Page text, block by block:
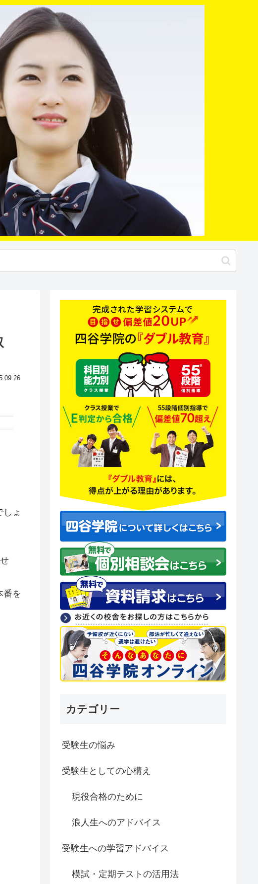
ょ
番を
カテゴリー
受験生の悩み
受験生としての心構え
現役合格のために
浪人生へのアドバイス
受験生への学習アドバイス
模試・定期テストの活用法